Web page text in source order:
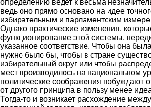
определению ведет к весьма
ведь оно прямо основано на идее
избирательным и парламентским
Однако практические изменения,
функционирование этой системы,
указанное соответствие. Чтобы она
нужно было бы, чтобы в стране
избирательный округ или чтобы
мест производилось на национальном
политические соображения побуждают
от другого принципа в пользу менее
Тогда-то и возникает расхождение